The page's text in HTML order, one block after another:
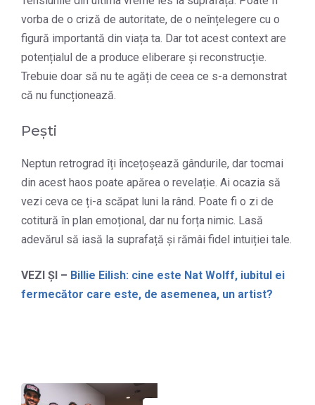
vorba de o criză de autoritate, de o neînțelegere cu o
figură importantă din viața ta. Dar tot acest context are
potențialul de a produce eliberare și reconstrucție.
Trebuie doar să nu te agăți de ceea ce s-a demonstrat
că nu funcționează.
Pești
Neptun retrograd îți încețoșează gândurile, dar tocmai
din acest haos poate apărea o revelație. Ai ocazia să
vezi ceva ce ți-a scăpat luni la rând. Poate fi o zi de
cotitură în plan emoțional, dar nu forța nimic. Lasă
adevărul să iasă la suprafață și rămâi fidel intuiției tale.
VEZI ȘI – Billie Eilish: cine este Nat Wolff, iubitul ei
fermecător care este, de asemenea, un artist?